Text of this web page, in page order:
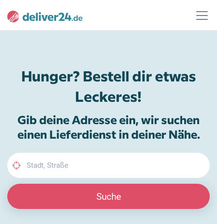
Hunger? Bestell dir etwas
Leckeres!
Gib deine Adresse ein, wir suchen
einen Lieferdienst in deiner Nähe.
Suche